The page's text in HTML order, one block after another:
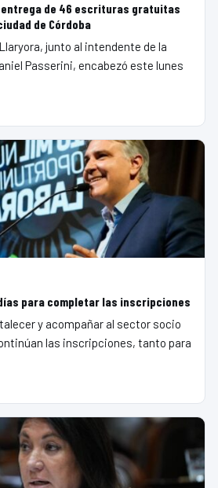
de 46 escrituras gratuitas
de Córdoba
junto al intendente de la
Passerini, encabezó este lunes
días para completar las inscripciones
y acompañar al sector socio
las inscripciones, tanto para